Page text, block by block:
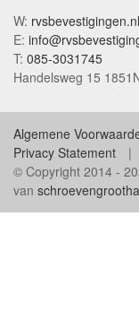
W: rvsbevestigingen.nl
E:
T: 085-3031745
Handelsweg 15
Algemene
Privacy Statement
© Copyright 2014 -
van